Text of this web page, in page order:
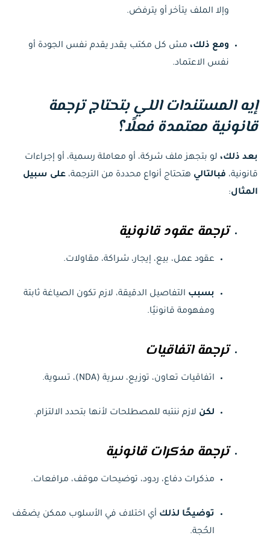
وإلا الملف يتأخر أو يترفض.
ومع ذلك، مش كل مكتب يقدر يقدم نفس الجودة أو
نفس الاعتماد.
إيه المستندات اللي بتحتاج ترجمة
قانونية معتمدة فعلًا؟
بعد ذلك، لو بتجهز ملف شركة، أو معاملة رسمية، أو إجراءات
قانونية، فبالتالي هتحتاج أنواع محددة من الترجمة، على سبيل
المثال:
ترجمة عقود قانونية
عقود عمل، بيع، إيجار، شراكة، مقاولات.
بسبب التفاصيل الدقيقة، لازم تكون الصياغة ثابتة
ومفهومة قانونيًا.
ترجمة اتفاقيات
اتفاقيات تعاون، توزيع، سرية (NDA)، تسوية.
لكن لازم ننتبه للمصطلحات لأنها بتحدد الالتزام.
ترجمة مذكرات قانونية
مذكرات دفاع، ردود، توضيحات موقف، مرافعات.
توضيحًا لذلك أي اختلاف في الأسلوب ممكن يضعّف
الحُجة.